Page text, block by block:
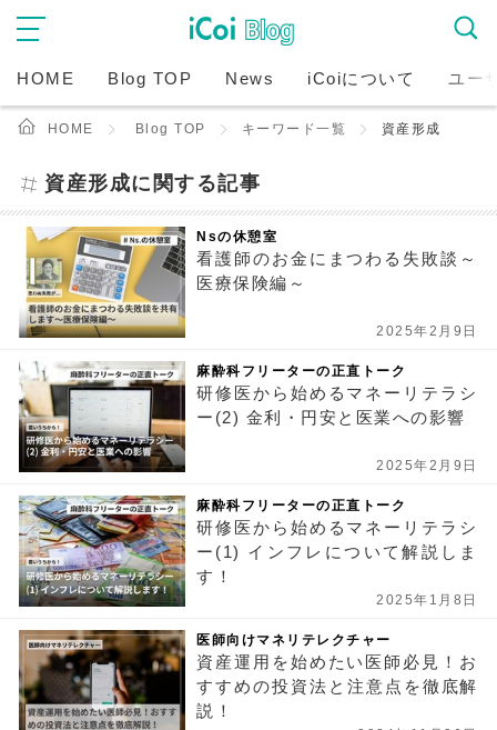
HOME Blog TOP News iCoiについて ユー
HOME Blog TOP キーワード一覧 資産形成
資産形成に関する記事
Nsの休憩室
看護師のお金にまつわる失敗談～
医療保険編～
2025年2月9日
麻酔科フリーターの正直トーク
研修医から始めるマネーリテラシ
ー(2) 金利・円安と医業への影響
2025年2月9日
麻酔科フリーターの正直トーク
研修医から始めるマネーリテラシ
ー(1) インフレについて解説しま
す！
2025年1月8日
医師向けマネリテレクチャー
資産運用を始めたい医師必見！お
すすめの投資法と注意点を徹底解
説！